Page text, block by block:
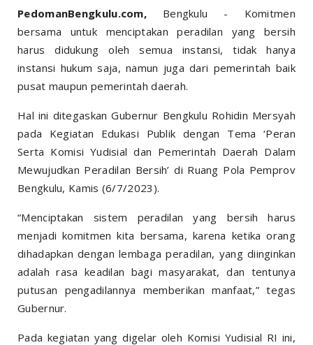
PedomanBengkulu.com, Bengkulu - Komitmen
bersama untuk menciptakan peradilan yang bersih
harus didukung oleh semua instansi, tidak hanya
instansi hukum saja, namun juga dari pemerintah baik
pusat maupun pemerintah daerah.
Hal ini ditegaskan Gubernur Bengkulu Rohidin Mersyah
pada Kegiatan Edukasi Publik dengan Tema ‘Peran
Serta Komisi Yudisial dan Pemerintah Daerah Dalam
Mewujudkan Peradilan Bersih’ di Ruang Pola Pemprov
Bengkulu, Kamis (6/7/2023).
“Menciptakan sistem peradilan yang bersih harus
menjadi komitmen kita bersama, karena ketika orang
dihadapkan dengan lembaga peradilan, yang diinginkan
adalah rasa keadilan bagi masyarakat, dan tentunya
putusan pengadilannya memberikan manfaat,” tegas
Gubernur.
Pada kegiatan yang digelar oleh Komisi Yudisial RI ini,